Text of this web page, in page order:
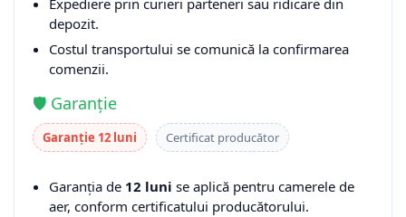
Expediere prin curieri parteneri sau ridicare din
depozit.
Costul transportului se comunică la confirmarea
comenzii.
🛡️ Garanție
Garanție 12 luni Certificat producător
Garanția de 12 luni se aplică pentru camerele de
aer, conform certificatului producătorului.